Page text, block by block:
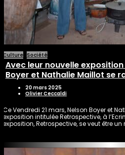
Culture Société
Avec leur nouvelle
Boyer et Nathalie Maillot se
20 mars 2025
Olivier Ceccaldi
Ce Vendredi 21 mars, Nelson Boyer et
exposition intitulée Retrospective, à
exposition, Retrospective, se veut être